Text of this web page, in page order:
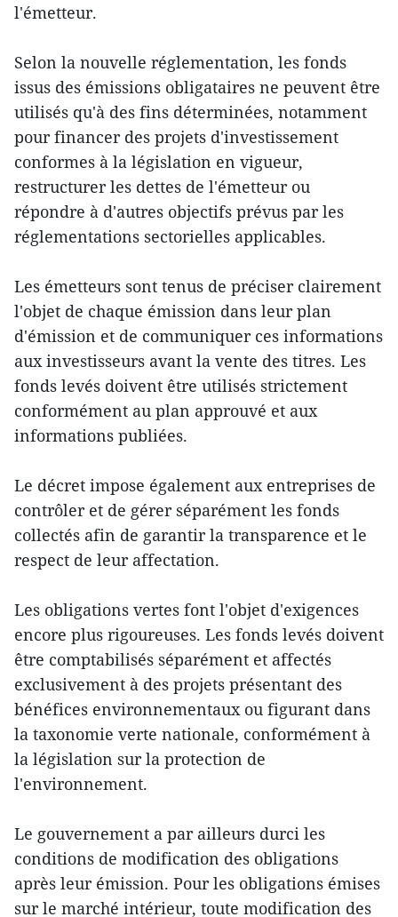
l'émetteur.
Selon la nouvelle réglementation, les fonds
issus des émissions obligataires ne peuvent être
utilisés qu'à des fins déterminées, notamment
pour financer des projets d'investissement
conformes à la législation en vigueur,
restructurer les dettes de l'émetteur ou
répondre à d'autres objectifs prévus par les
réglementations sectorielles applicables.
Les émetteurs sont tenus de préciser clairement
l'objet de chaque émission dans leur plan
d'émission et de communiquer ces informations
aux investisseurs avant la vente des titres. Les
fonds levés doivent être utilisés strictement
conformément au plan approuvé et aux
informations publiées.
Le décret impose également aux entreprises de
contrôler et de gérer séparément les fonds
collectés afin de garantir la transparence et le
respect de leur affectation.
Les obligations vertes font l'objet d'exigences
encore plus rigoureuses. Les fonds levés doivent
être comptabilisés séparément et affectés
exclusivement à des projets présentant des
bénéfices environnementaux ou figurant dans
la taxonomie verte nationale, conformément à
la législation sur la protection de
l'environnement.
Le gouvernement a par ailleurs durci les
conditions de modification des obligations
après leur émission. Pour les obligations émises
sur le marché intérieur, toute modification des